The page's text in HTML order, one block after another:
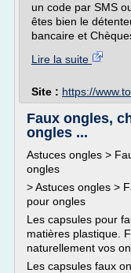
un code par SMS
êtes bien le
bancaire et
Lire la suite
Site : https://
Faux ongles,
ongles ...
Astuces ongles >
ongles
> Astuces ongles >
pour ongles
Les capsules pour
matières plastique.
naturellement vos
Les capsules faux